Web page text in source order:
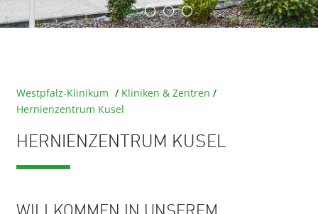
Westpfalz-Klinikum / Kliniken & Zentren /
Hernienzentrum Kusel
HERNIENZENTRUM KUSEL